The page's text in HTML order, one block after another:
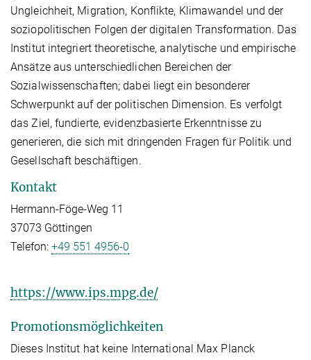
Ungleichheit, Migration, Konflikte, Klimawandel und der
soziopolitischen Folgen der digitalen Transformation. Das
Institut integriert theoretische, analytische und empirische
Ansätze aus unterschiedlichen Bereichen der
Sozialwissenschaften; dabei liegt ein besonderer
Schwerpunkt auf der politischen Dimension. Es verfolgt
das Ziel, fundierte, evidenzbasierte Erkenntnisse zu
generieren, die sich mit dringenden Fragen für Politik und
Gesellschaft beschäftigen.
Kontakt
Hermann-Föge-Weg 11
37073 Göttingen
Telefon: +49 551 4956-0
https://www.ips.mpg.de/
Promotionsmöglichkeiten
Dieses Institut hat keine International Max Planck